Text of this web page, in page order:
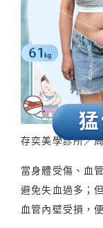
存奕美學診所／
當身體受傷、血
避免失血過多；
血管內壁受損，